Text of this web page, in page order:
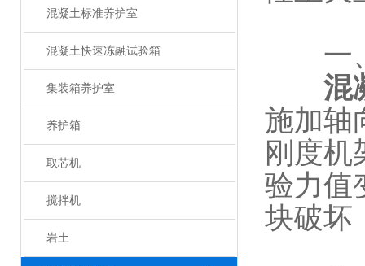
混凝土标准养护室
混凝土快速冻融试验箱
集装箱养护室
养护箱
取芯机
搅拌机
岩土
一、
混
施加轴
刚度机
验力值
块破坏